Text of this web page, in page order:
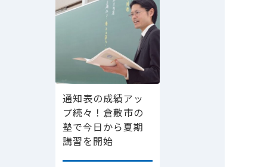
通知表の成績アッ
プ続々！倉敷市の
塾で今日から夏期
講習を開始